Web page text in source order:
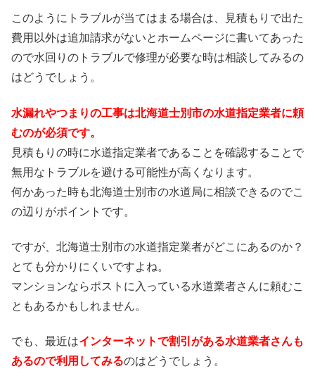
このようにトラブルが当てはまる場合は、見積もりで出た
費用以外は追加請求がないとホームページに書いてあった
ので水回りのトラブルで修理が必要な時は相談してみるの
はどうでしょう。
水漏れやつまりの工事は北海道士別市の水道指定業者に頼
むのが必須です。
見積もりの時に水道指定業者であることを確認することで
無用なトラブルを避ける可能性が高くなります。
何かあった時も北海道士別市の水道局に相談できるのでこ
の辺りがポイントです。
ですが、北海道士別市の水道指定業者がどこにあるのか？
とても分かりにくいですよね。
マンションならポストに入っている水道業者さんに頼むこ
ともあるかもしれません。
でも、最近はインターネットで割引がある水道業者さんも
あるので利用してみるのはどうでしょう。